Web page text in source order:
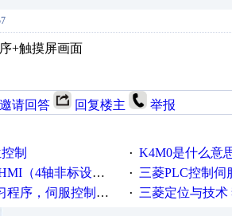
+触摸屏画面
邀请回答 回复楼主 举报
制 · K4M0是什么意
程序、HMI画面、CAD电气原理图纸 · 三菱PLC控制伺
报警，注释详细，看的懂，学得快！ · 三菱定位与技术